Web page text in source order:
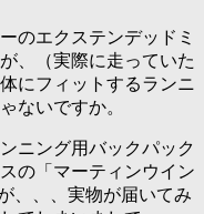
のエクステンデッドミ
、（実際に走っていた
にフィットするランニ
ないですか。
ニング用バックパック
の「マーティンウイン
、、、実物が届いてみ